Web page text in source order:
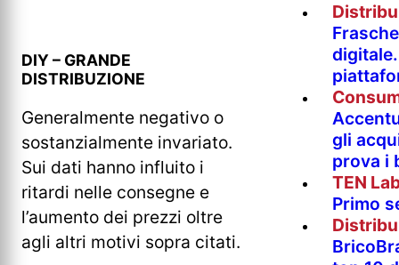
DIY – GRANDE
DISTRIBUZIONE
Generalmente negativo o
sostanzialmente invariato.
Sui dati hanno influito i
ritardi nelle consegne e
l’aumento dei prezzi oltre
agli altri motivi sopra citati.
gli
prova i
TEN
Primo